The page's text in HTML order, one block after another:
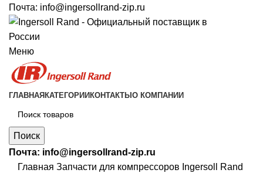
Почта: info@ingersollrand-zip.ru
Меню
ГЛАВНАЯ КАТЕГОРИИ КОНТАКТЫ О КОМПАНИИ
Поиск
Почта: info@ingersollrand-zip.ru
Главная Запчасти для компрессоров Ingersoll Rand